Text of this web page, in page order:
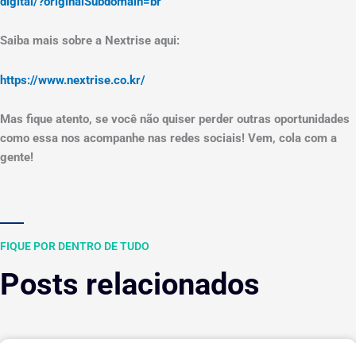
Saiba mais sobre a Nextrise aqui:
https://www.nextrise.co.kr/
Mas fique atento, se você não quiser perder outras oportunidades
como essa nos acompanhe nas redes sociais! Vem, cola com a
gente!
FIQUE POR DENTRO DE TUDO
Posts relacionados